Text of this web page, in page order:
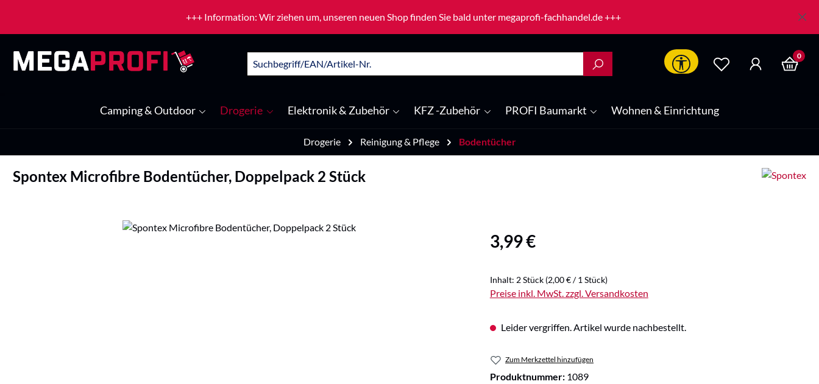
+++ Information: Wir ziehen um, unseren neuen Shop finden Sie bald unter megaprofi-fachhandel.de +++
Werkzeugleiste anzeigen
0
Camping & Outdoor Drogerie Elektronik & Zubehör KFZ -Zubehör PROFI Baumarkt Wohnen & Einrichtung
Drogerie Reinigung & Pflege Bodentücher
Spontex Microfibre Bodentücher, Doppelpack 2 Stück
Bildergalerie überspringen
Regulärer Preis:
3,99 €
Inhalt: 2 Stück (2,00 € / 1 Stück)
Preise inkl. MwSt. zzgl. Versandkosten
Leider vergriffen. Artikel wurde nachbestellt.
Zum Merkzettel hinzufügen
Produktnummer: 1089